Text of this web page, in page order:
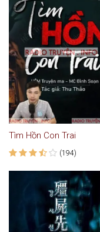
Tìm Hồn Con Trai
(194)